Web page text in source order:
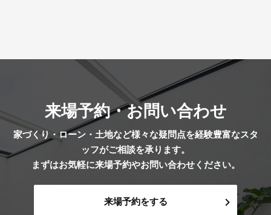
来場予約・お問い合わせ
家づくり・ローン・土地など様々な疑問点を経験豊富なスタ
ッフがご相談を承ります。
まずはお気軽に来場予約やお問い合わせください。
来場予約をする